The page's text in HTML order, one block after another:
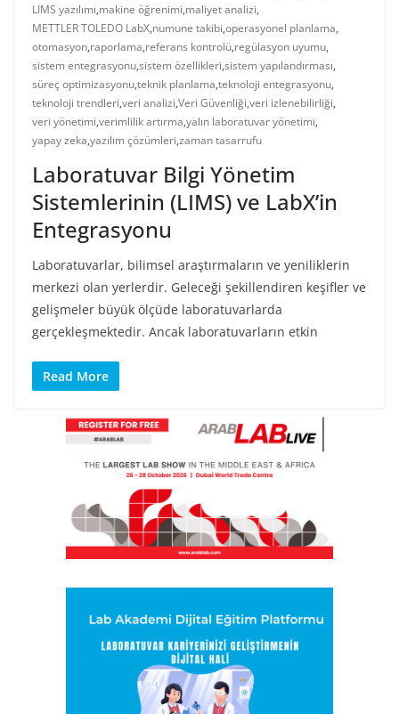
LIMS yazılımı,makine öğrenimi,maliyet analizi,
METTLER TOLEDO LabX,numune takibi,operasyonel planlama,
otomasyon,raporlama,referans kontrolü,regülasyon uyumu,
sistem entegrasyonu,sistem özellikleri,sistem yapılandırması,
süreç optimizasyonu,teknik planlama,teknoloji entegrasyonu,
teknoloji trendleri,veri analizi,Veri Güvenliği,veri izlenebilirliği,
veri yönetimi,verimlilik artırma,yalın laboratuvar yönetimi,
yapay zeka,yazılım çözümleri,zaman tasarrufu
Laboratuvar Bilgi Yönetim
Sistemlerinin (LIMS) ve LabX’in
Entegrasyonu
Laboratuvarlar, bilimsel araştırmaların ve yeniliklerin
merkezi olan yerlerdir. Geleceği şekillendiren keşifler ve
gelişmeler büyük ölçüde laboratuvarlarda
gerçekleşmektedir. Ancak laboratuvarların etkin
Read More